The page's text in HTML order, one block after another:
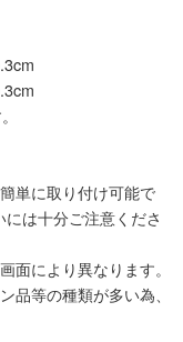
単に取り付け可能で
は十分ご注意くださ
面により異なります。
品等の種類が多い為、